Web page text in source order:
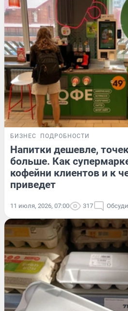
БИЗНЕС ПОДРОБНОСТИ
Напитки дешевле,
больше. Как
кофейни клиентов и к
приведет
11 июля, 2026, 07:00 317